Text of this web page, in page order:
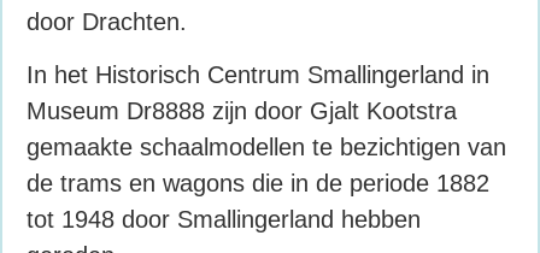
door Drachten.
In het Historisch Centrum Smallingerland in
Museum Dr8888 zijn door Gjalt Kootstra
gemaakte schaalmodellen te bezichtigen van
de trams en wagons die in de periode 1882
tot 1948 door Smallingerland hebben